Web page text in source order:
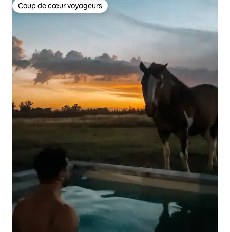
Coup de cœur voyageurs
Coup de cœur voyageurs